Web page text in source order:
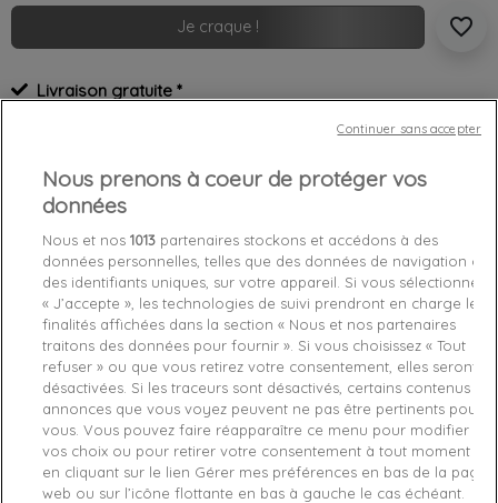
Je craque ! favorite_border
Livraison gratuite *
Caractéristiques produit
Détails du produit Fabriquant
Référence HWVG7754180-BLA TU
Fiche technique
Couleur Noir
Matière Synthétique
Nous prenons à coeur de protéger vos
données
Nous et nos1013 partenaires stockons et accédons à des
données personnelles, telles que des données de navigation ou
des identifiants uniques, sur votre appareil. Si vous sélectionnez
« J’accepte », les technologies de suivi prendront en charge les
finalités affichées dans la section « Nous et nos partenaires
traitons des données pour fournir ». Si vous choisissez « Tout
refuser » ou que vous retirez votre consentement, elles seront
désactivées. Si les traceurs sont désactivés, certains contenus et
annonces que vous voyez peuvent ne pas être pertinents pour
vous. Vous pouvez faire réapparaître ce menu pour modifier
vos choix ou pour retirer votre consentement à tout moment
en cliquant sur le lien Gérer mes préférences en bas de la page
web ou sur l’icône flottante en bas à gauche le cas échéant.
Continuer sans accepter